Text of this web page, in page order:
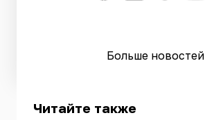
Больше новостей
Читайте также